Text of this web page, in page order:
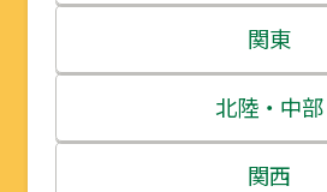
北海道
青森県
岩手県
関東
茨城県
栃木県
北陸・中部
新潟県
関西